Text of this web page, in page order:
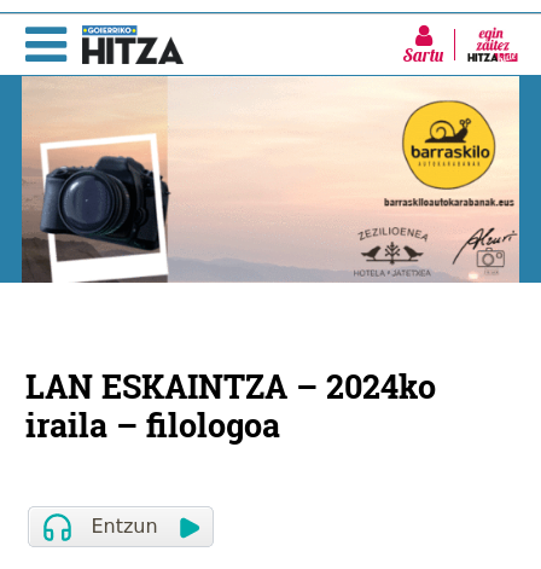
Sartu
LAN ESKAINTZA – 2024ko
iraila – filologoa